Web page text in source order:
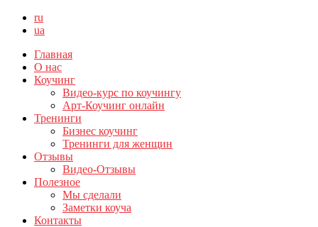
ru
ua
Главная
О нас
Коучинг
Видео-курс по коучингу
Арт-Коучинг онлайн
Тренинги
Бизнес коучинг
Тренинги для женщин
Отзывы
Видео-Отзывы
Полезное
Мы сделали
Заметки коуча
Контакты